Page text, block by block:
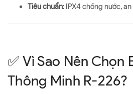
Tiêu chuẩn: IPX4 chống nước,
✅ Vì Sao Nên Chọn
Thông Minh R-226?